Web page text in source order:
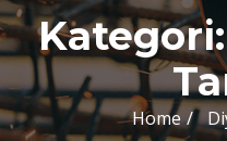
Home